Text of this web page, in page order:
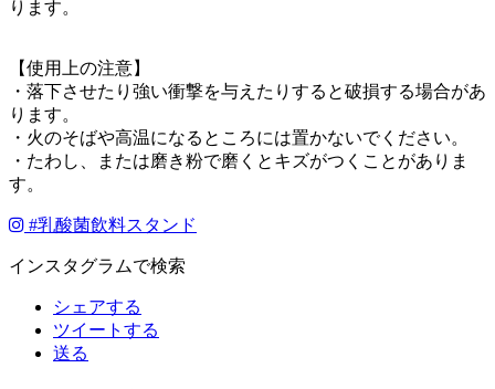
ります。
【使用上の注意】
・落下させたり強い衝撃を与えたりすると破損する場合があ
ります。
・火のそばや高温になるところには置かないでください。
・たわし、または磨き粉で磨くとキズがつくことがありま
す。
#乳酸菌飲料スタンド
インスタグラムで検索
シェアする
ツイートする
送る